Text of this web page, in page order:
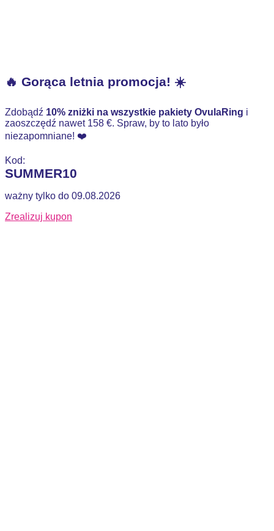
🔥 Gorąca letnia promocja! ☀️
Zdobądź 10% zniżki na wszystkie pakiety OvulaRing i
zaoszczędź nawet 158 €. Spraw, by to lato było
niezapomniane! ❤️
Kod:
SUMMER10
ważny tylko do 09.08.2026
Zrealizuj kupon